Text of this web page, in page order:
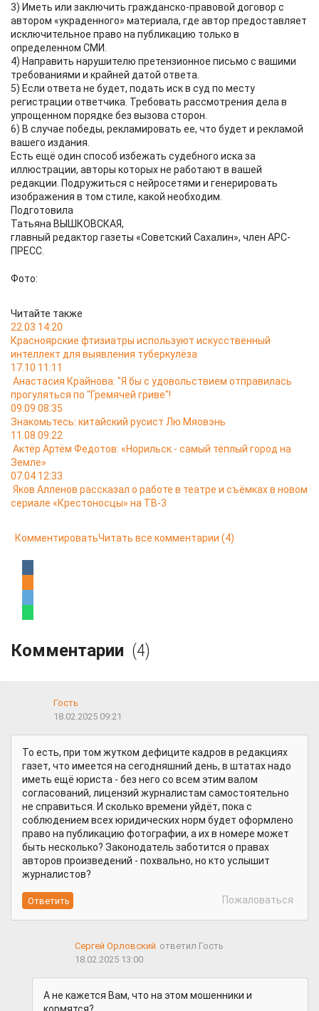
3) Иметь или заключить гражданско-правовой договор с
автором «украденного» материала, где автор предоставляет
исключительное право на публикацию только в
определенном СМИ.
4) Направить нарушителю претензионное письмо с вашими
требованиями и крайней датой ответа.
5) Если ответа не будет, подать иск в суд по месту
регистрации ответчика. Требовать рассмотрения дела в
упрощенном порядке без вызова сторон.
6) В случае победы, рекламировать ее, что будет и рекламой
вашего издания.
Есть ещё один способ избежать судебного иска за
иллюстрации, авторы которых не работают в вашей
редакции. Подружиться с нейросетями и генерировать
изображения в том стиле, какой необходим.
Подготовила
Татьяна ВЫШКОВСКАЯ,
главный редактор газеты «Советский Сахалин», член АРС-
ПРЕСС.
Фото:
Читайте также
22.03 14:20
Красноярские фтизиатры используют искусственный
интеллект для выявления туберкулёза
17.10 11:11
Анастасия Крайнова: "Я бы с удовольствием отправилась
прогуляться по "Гремячей гриве"!
09.09 08:35
Знакомьтесь: китайский русист Лю Мяовэнь
11.08 09:22
Актёр Артём Федотов: «Норильск - самый тёплый город на
Земле»
07.04 12:33
Яков Алленов рассказал о работе в театре и съёмках в новом
сериале «Крестоносцы» на ТВ-3
КомментироватьЧитать все комментарии (4)
Комментарии (4)
Гость
18.02.2025 09:21
То есть, при том жутком дефиците кадров в редакциях
газет, что имеется на сегодняшний день, в штатах надо
иметь ещё юриста - без него со всем этим валом
согласований, лицензий журналистам самостоятельно
не справиться. И сколько времени уйдёт, пока с
соблюдением всех юридических норм будет оформлено
право на публикацию фотографии, а их в номере может
быть несколько? Законодатель заботится о правах
авторов произведений - похвально, но кто услышит
журналистов?
Пожаловаться
Сергей Орловский ответил Гость
18.02.2025 13:00
А не кажется Вам, что на этом мошенники и